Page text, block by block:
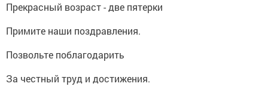
Прекрасный возраст - две пятерки
Примите наши поздравления.
Позвольте поблагодарить
За честный труд и достижения.